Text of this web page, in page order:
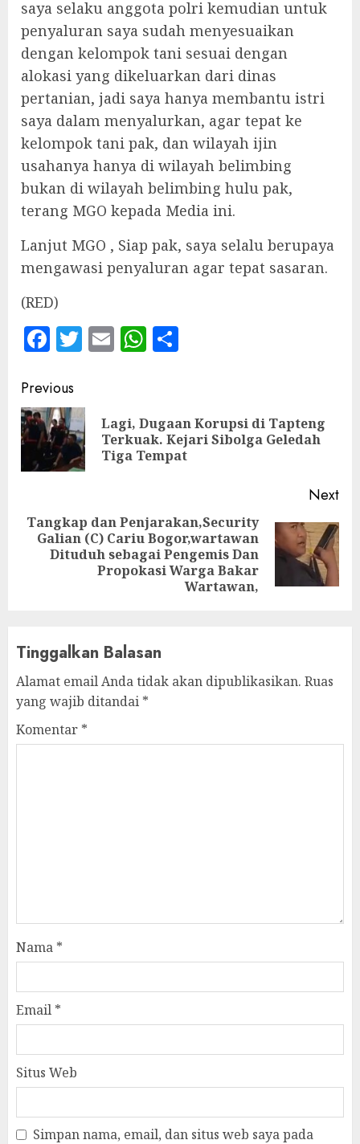
saya selaku anggota polri kemudian untuk
penyaluran saya sudah menyesuaikan
dengan kelompok tani sesuai dengan
alokasi yang dikeluarkan dari dinas
pertanian, jadi saya hanya membantu istri
saya dalam menyalurkan, agar tepat ke
kelompok tani pak, dan wilayah ijin
usahanya hanya di wilayah belimbing
bukan di wilayah belimbing hulu pak,
terang MGO kepada Media ini.
Lanjut MGO , Siap pak, saya selalu berupaya
mengawasi penyaluran agar tepat sasaran.
(RED)
Facebook
Twitter
EmailWhatsApp
Continue
Reading
Previous
Lagi, Dugaan Korupsi di Tapteng
Terkuak. Kejari Sibolga Geledah
Tiga Tempat
Next
Next
Tangkap dan Penjarakan,Security
Galian (C) Cariu Bogor,wartawan
Dituduh sebagai Pengemis Dan
Propokasi Warga Bakar
Wartawan,
Tinggalkan Balasan
Alamat email Anda tidak akan dipublikasikan. Ruas
yang wajib ditandai *
Komentar *
Nama *
Email *
Situs Web
Simpan nama, email, dan situs web saya pada